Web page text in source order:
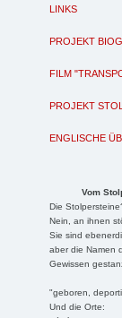
LINKS
PROJEKT
FILM
PROJEKT
ENGLISCHE
Vom
Die
Nein, an ihnen
Sie sind
aber die Namen
Gewissen
"geboren,
Und die Orte: